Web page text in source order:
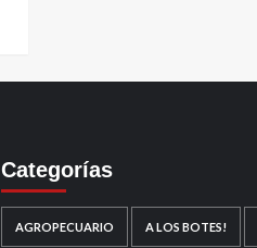
Categorías
AGROPECUARIO A LOS BOTES!